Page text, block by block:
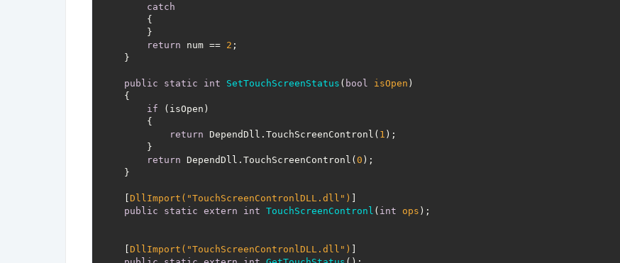
catch
        {
        }
return num == 2 ;
    }
public static int SetTouchScreenStatus ( bool isOpen )
{
if (isOpen)
        {
return DependDll.TouchScreenContronl( 1 );
        }
return DependDll.TouchScreenContronl( 0 );
    }
DllImport( "TouchScreenContronlDLL.dll" )
public
static extern int TouchScreenContronl ( int ops ) ;
DllImport( "TouchScreenContronlDLL.dll" )